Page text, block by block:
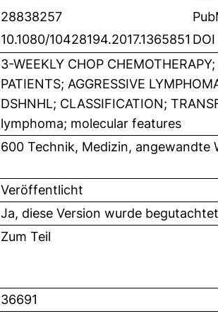
28838257
10.1080/10428194.2017.1365851 DOI
3-WEEKLY CHOP
PATIENTS; AGGRESSIVE
DSHNHL; CLASSIFICATION;
lymphoma; molecular features
600 Technik, Medizin, angewandte
Veröffentlicht
Ja, diese Version wurde begutachtet
Zum Teil
36691